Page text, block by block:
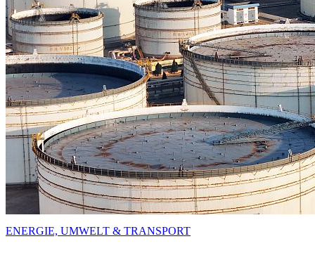
ENERGIE, UMWELT & TRANSPORT